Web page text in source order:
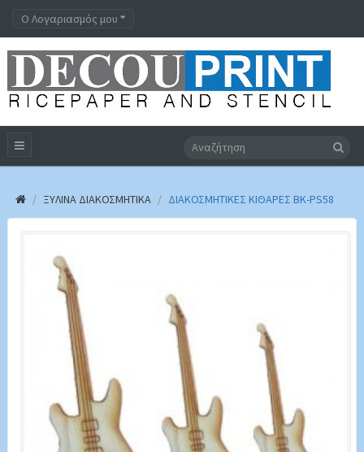
Ο Λογαριασμός μου
ΞΎΛΙΝΑ ΔΙΑΚΟΣΜΗΤΙΚΆ ΔΙΑΚΟΣΜΗΤΙΚΕΣ ΚΙΘΑΡΕΣ BK-PS58